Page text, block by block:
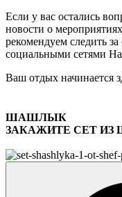
Если у вас остались
новости о
рекомендуем следить
социальными сетями
Ваш отдых начинается
ШАШЛЫК
ЗАКАЖИТЕ СЕТ